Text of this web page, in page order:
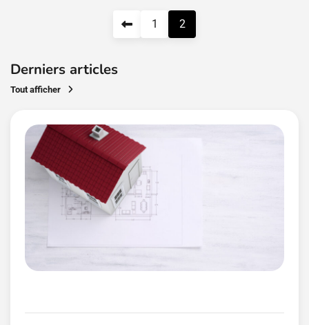
publications
1 2
Derniers articles
Tout afficher